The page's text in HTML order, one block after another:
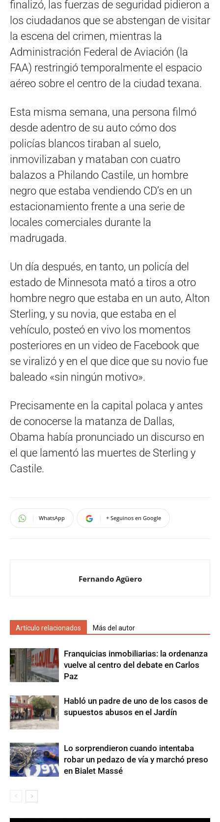
finalizó, las fuerzas de seguridad pidieron a
los ciudadanos que se abstengan de visitar
la escena del crimen, mientras la
Administración Federal de Aviación (la
FAA) restringió temporalmente el espacio
aéreo sobre el centro de la ciudad texana.
Esta misma semana, una persona filmó
desde adentro de su auto cómo dos
policías blancos tiraban al suelo,
inmovilizaban y mataban con cuatro
balazos a Philando Castile, un hombre
negro que estaba vendiendo CD’s en un
estacionamiento frente a una serie de
locales comerciales durante la
madrugada.
Un día después, en tanto, un policía del
estado de Minnesota mató a tiros a otro
hombre negro que estaba en un auto, Alton
Sterling, y su novia, que estaba en el
vehículo, posteó en vivo los momentos
posteriores en un video de Facebook que
se viralizó y en el que dice que su novio fue
baleado «sin ningún motivo».
Precisamente en la capital polaca y antes
de conocerse la matanza de Dallas,
Obama había pronunciado un discurso en
el que lamentó las muertes de Sterling y
Castile.
WhatsApp + Seguinos en Google
Fernando Agüero
Artículo relacionados Más del autor
Franquicias inmobiliarias: la ordenanza
vuelve al centro del debate en Carlos
Paz
Habló un padre de uno de los casos de
supuestos abusos en el Jardín
Lo sorprendieron cuando intentaba
robar un pedazo de vía y marchó preso
en Bialet Massé